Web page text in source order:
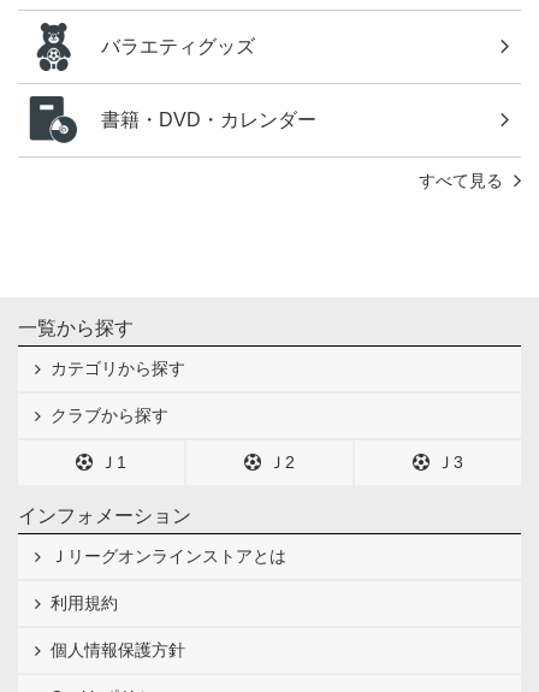
バラエティグッズ
書籍・DVD・カレンダー
すべて見る
一覧から探す
カテゴリから探す
クラブから探す
Ｊ1 Ｊ2 Ｊ3
インフォメーション
Ｊリーグオンラインストアとは
利用規約
個人情報保護方針